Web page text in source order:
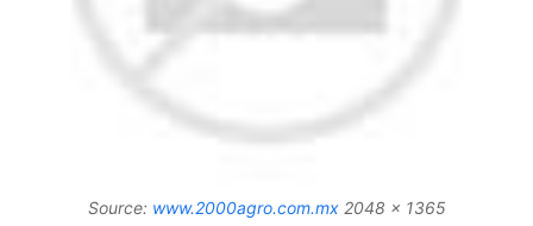
Source: www.2000agro.com.mx2048 x 1365